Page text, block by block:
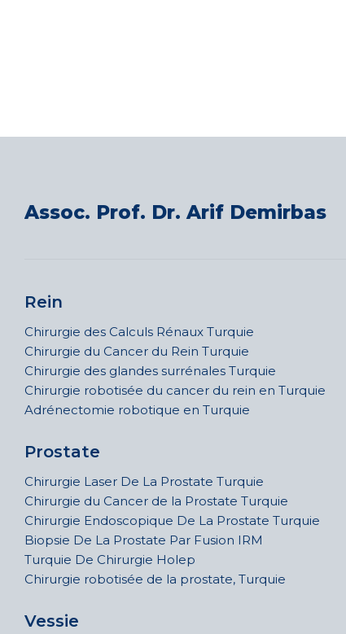
Assoc. Prof. Dr. Arif Demirbas
Rein
Chirurgie des Calculs Rénaux Turquie
Chirurgie du Cancer du Rein Turquie
Chirurgie des glandes surrénales Turquie
Chirurgie robotisée du cancer du rein en Turquie
Adrénectomie robotique en Turquie
Prostate
Chirurgie Laser De La Prostate Turquie
Chirurgie du Cancer de la Prostate Turquie
Chirurgie Endoscopique De La Prostate Turquie
Biopsie De La Prostate Par Fusion IRM
Turquie De Chirurgie Holep
Chirurgie robotisée de la prostate, Turquie
Vessie